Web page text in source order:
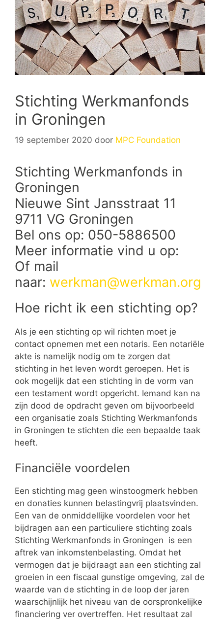
Stichting Werkmanfonds
in Groningen
19 september 2020 door MPC Foundation
Stichting Werkmanfonds in
Groningen
Nieuwe Sint Jansstraat 11
9711 VG Groningen
Bel ons op: 050-5886500
Meer informatie vind u op:
Of mail
naar: werkman@werkman.org
Hoe richt ik een stichting op?
Als je een stichting op wil richten moet je
contact opnemen met een notaris. Een notariële
akte is namelijk nodig om te zorgen dat
stichting in het leven wordt geroepen. Het is
ook mogelijk dat een stichting in de vorm van
een testament wordt opgericht. Iemand kan na
zijn dood de opdracht geven om bijvoorbeeld
een organisatie zoals Stichting Werkmanfonds
in Groningen te stichten die een bepaalde taak
heeft.
Financiële voordelen
Een stichting mag geen winstoogmerk hebben
en donaties kunnen belastingvrij plaatsvinden.
Een van de onmiddellijke voordelen voor het
bijdragen aan een particuliere stichting zoals
Stichting Werkmanfonds in Groningen is een
aftrek van inkomstenbelasting. Omdat het
vermogen dat je bijdraagt aan een stichting zal
groeien in een fiscaal gunstige omgeving, zal de
waarde van de stichting in de loop der jaren
waarschijnlijk het niveau van de oorspronkelijke
financiering ver overtreffen. Het resultaat zal